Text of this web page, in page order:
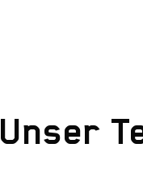
Unser